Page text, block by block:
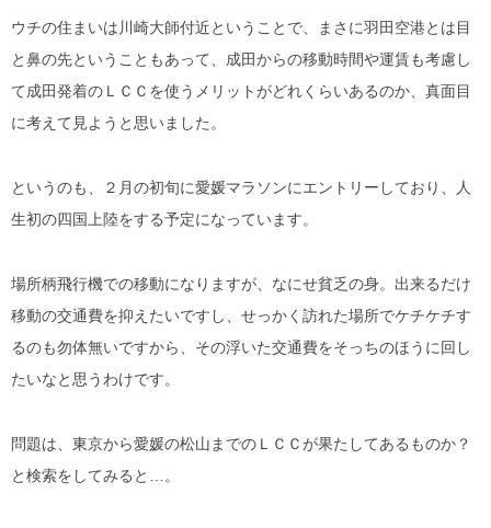
ウチの住まいは川崎大師付近ということで、まさに羽田空港とは目
と鼻の先ということもあって、成田からの移動時間や運賃も考慮し
て成田発着のＬＣＣを使うメリットがどれくらいあるのか、真面目
に考えて見ようと思いました。
というのも、２月の初旬に愛媛マラソンにエントリーしており、人
生初の四国上陸をする予定になっています。
場所柄飛行機での移動になりますが、なにせ貧乏の身。出来るだけ
移動の交通費を抑えたいですし、せっかく訪れた場所でケチケチす
るのも勿体無いですから、その浮いた交通費をそっちのほうに回し
たいなと思うわけです。
問題は、東京から愛媛の松山までのＬＣＣが果たしてあるものか？
と検索をしてみると…。